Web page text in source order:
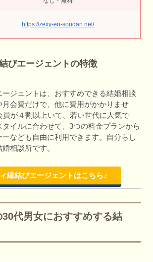
https://zexy-en-soudan.net/
びエージェントの特徴
ージェントは、おすすめできる結婚相談
月会費だけで、他に費用がかかりませ
員が４割以上いて、若い世代に人気で
イルに合わせて、3つの料金プランから
なども自由に利用できます。自分らし
相談所です。
縁結びエージェントはこちら♪
代男女におすすめする結